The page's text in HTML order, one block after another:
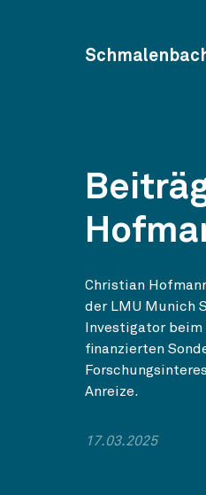
Christian
der LMU Munich
Investigator
finanzierten
Anreize.
17.03.2025